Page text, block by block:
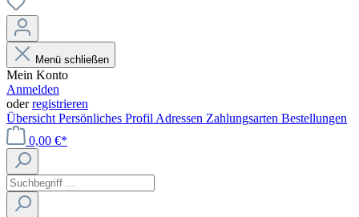
Menü schließen
Mein Konto
Anmelden
oderregistrieren
Übersicht Persönliches Profil Adressen Zahlungsarten Bestellungen
0,00 €*